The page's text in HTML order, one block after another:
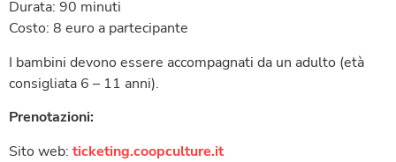
Durata: 90 minuti
Costo: 8 euro a partecipante
I bambini devono essere accompagnati da un adulto (età
consigliata 6 – 11 anni).
Prenotazioni:
Sito web: ticketing.coopculture.it